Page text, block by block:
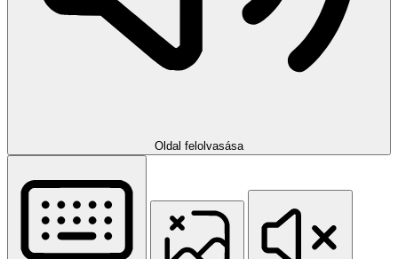
Oldal felolvasása